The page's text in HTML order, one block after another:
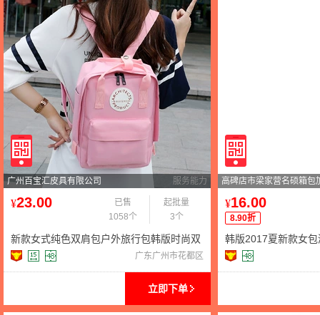
广州百宝汇皮具有限公司 服务能力
¥23.00
已售
1058个
起批量
3个
新款女式纯色双肩包户外旅行包韩版时尚双
肩包纯色学生书包批发潮
广东广州市花都区
立即下单
高碑店市梁家营名硕箱包
¥16.00
8.90折
韩版2017夏新款女
风休闲学生背包旅行